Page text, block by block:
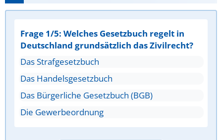
Frage 1/5: Welches Gesetzbuch regelt in
Deutschland grundsätzlich das Zivilrecht?
Das Strafgesetzbuch
Das Handelsgesetzbuch
Das Bürgerliche Gesetzbuch (BGB)
Die Gewerbeordnung